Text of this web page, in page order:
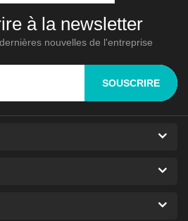
à la newsletter
nouvelles de l'entreprise
SOUSCRIRE